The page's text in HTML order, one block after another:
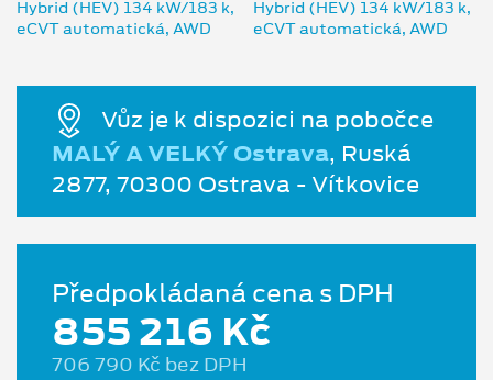
Vůz je k dispozici na pobočce
MALÝ A VELKÝ Ostrava, Ruská
2877, 70300 Ostrava - Vítkovice
Předpokládaná cena s DPH
855 216 Kč
706 790 Kč bez DPH